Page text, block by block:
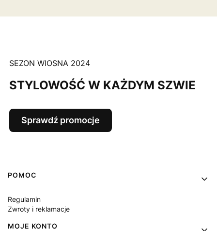
SEZON WIOSNA 2024
STYLOWOŚĆ W KAŻDYM SZWIE
Sprawdź promocje
Linki w stopce
POMOC
Regulamin
Zwroty i reklamacje
MOJE KONTO